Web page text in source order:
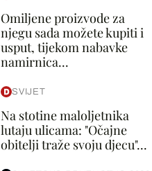
Omiljene proizvode za
njegu sada možete kupiti i
usput, tijekom nabavke
namirnica...
SVIJET
Na stotine maloljetnika
lutaju ulicama: "Očajne
obitelji traže svoju djecu"...